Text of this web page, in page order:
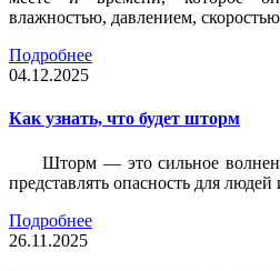
влажностью, давлением,
Подробнее
04.12.2025
Как узнать, что будет шторм
Шторм — это сильное
представлять опасность для
Подробнее
26.11.2025